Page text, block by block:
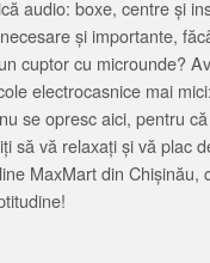
audio: boxe, centre și
și importante,
cuptor cu microunde?
electrocasnice mai
se opresc aici, pentru
să vă relaxați și vă plac
MaxMart din Chișinău,